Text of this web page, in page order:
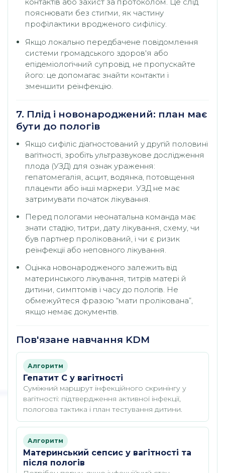
контактів або захист за протоколом. Це слід
пояснювати без стигми, як частину
профілактики вродженого сифілісу.
Якщо локально передбачене повідомлення
системи громадського здоров'я або
епідеміологічний супровід, не пропускайте
його: це допомагає знайти контакти і
зменшити реінфекцію.
7. Плід і новонароджений: план має
бути до пологів
Якщо сифіліс діагностований у другій половині
вагітності, зробіть ультразвукове дослідження
плода (УЗД) для ознак ураження:
гепатомегалія, асцит, водянка, потовщення
плаценти або інші маркери. УЗД не має
затримувати початок лікування.
Перед пологами неонатальна команда має
знати стадію, титри, дату лікування, схему, чи
був партнер пролікований, і чи є ризик
реінфекції або неповного лікування.
Оцінка новонародженого залежить від
материнського лікування, титрів матері й
дитини, симптомів і часу до пологів. Не
обмежуйтеся фразою “мати пролікована”,
якщо немає документів.
Пов'язане навчання KDM
Алгоритм
Гепатит C у вагітності
Суміжний маршрут інфекційного скринінгу у
вагітності: підтвердження активної інфекції,
пологова тактика і план тестування дитини.
Алгоритм
Материнський сепсис у вагітності та
після пологів